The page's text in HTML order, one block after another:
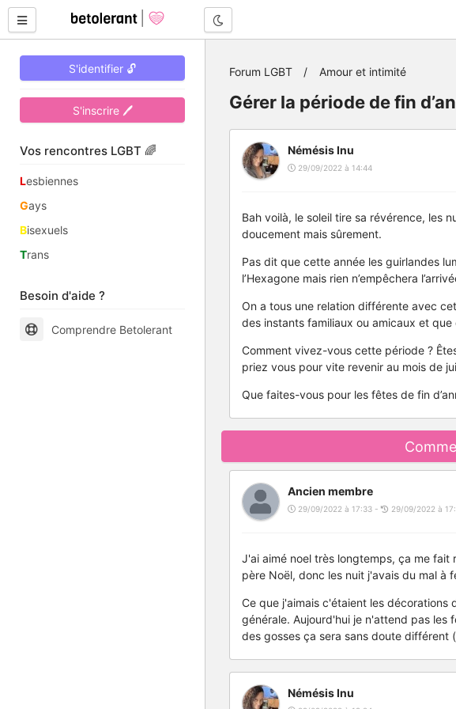
S'identifier 🔓
S'inscrire 🖊
Vos rencontres LGBT 🌈
Lesbiennes
Gays
Bisexuels
Trans
Besoin d'aide ?
Comprendre Betolerant
Forum LGBT Amour et intimité
Gérer la période de fin
Némésis Inu
29/09/2022 à 14:44
Bah voilà, le soleil tire sa révérence, les
doucement mais sûrement.
Pas dit que cette année les guirlandes
l’Hexagone mais rien n’empêchera
On a tous une relation différente avec
des instants familiaux ou amicaux et
Comment vivez-vous cette période ?
priez vous pour vite revenir au mois de
Que faites-vous pour les fêtes de fin
Ancien membre
29/09/2022 à 17:33 - 29/09/2022 à
J'ai aimé noel très longtemps, ça me
père Noël, donc les nuit j'avais du mal à
Ce que j'aimais c'étaient les décorations
générale. Aujourd'hui je n'attend pas les
des gosses ça sera sans doute différent
Némésis Inu